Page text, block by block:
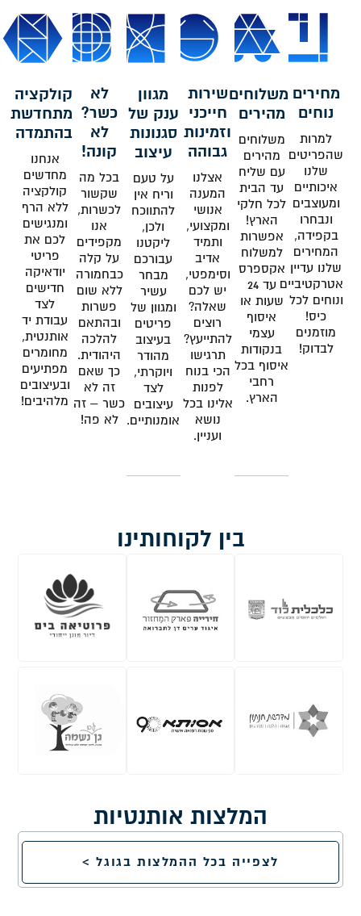
מחירים
נוחים
למרות
שהפריטים
שלנו
איכותיים
ומעוצבים
ונבחרו
בקפידה,
המחירים
שלנו עדיין
אטרקטיביים
ונוחים לכל
כיס!
מוזמנים
לבדוק!
משלוחים
מהירים
משלוחים
מהירים
עם שליח
עד הבית
לכל חלקי
הארץ!
אפשרות
למשלוח
אקספרס
עד 24
שעות או
איסוף
עצמי
בנקודות
איסוף בכל
רחבי
הארץ.
שירות
חייכני
וזמינות
גבוהה
אצלנו
המענה
אנושי
ומקצועי,
ותמיד
אדיב
וסימפטי,
יש לכם
שאלה?
רוצים
להתייעץ?
תרגישו
הכי בנוח
לפנות
אלינו בכל
נושא
ועניין.
מגוון
ענק של
סגנונות
עיצוב
על טעם
וריח אין
להתווכח
ולכן,
ליקטנו
עבורכם
מבחר
עשיר
ומגוון של
פריטים
בעיצוב
מהודר
ויוקרתי,
לצד
עיצובים
אומנותיים.
לא
כשר?
לא
קונה!
בכל מה
שקשור
לכשרות,
אנו
מקפידים
על קלה
כבחמורה
ללא שום
פשרות
ובהתאם
להלכה
היהודית.
כך שאם
זה לא
כשר – זה
לא פה!
קולקציה
מתחדשת
בהתמדה
אנחנו
מחדשים
קולקציה
ללא הרף
ומנגישים
לכם את
פריטי
יודאיקה
חדישים
לצד
עבודת יד
אותנטית,
מחומרים
מפתיעים
ובעיצובים
מלהיבים!
בין לקוחותינו
המלצות אותנטיות
לצפייה בכל ההמלצות בגוגל >